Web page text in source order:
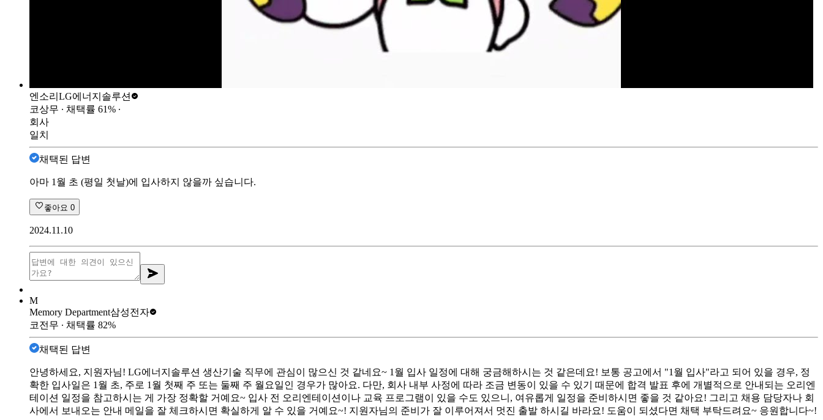
엔소리 LG에너지솔루션
코상무 ∙ 채택률 61% ∙
회사
일치
채택된 답변
아마 1월 초 (평일 첫날)에 입사하지 않을까 싶습니다.
좋아요 0
2024.11.10
M
Memory Department삼성전자
코전무 ∙ 채택률 82%
채택된 답변
안녕하세요, 지원자님! LG에너지솔루션 생산기술 직무에 관심이 많으신 것 같네요~ 1월 입사 일정에 대해 궁금해하시는 것 같은데요! 보통 공고에서 "1월 입사"라고 되어 있을 경우, 정
확한 입사일은 1월 초, 주로 1월 첫째 주 또는 둘째 주 월요일인 경우가 많아요. 다만, 회사 내부 사정에 따라 조금 변동이 있을 수 있기 때문에 합격 발표 후에 개별적으로 안내되는 오리엔
테이션 일정을 참고하시는 게 가장 정확할 거예요~ 입사 전 오리엔테이션이나 교육 프로그램이 있을 수도 있으니, 여유롭게 일정을 준비하시면 좋을 것 같아요! 그리고 채용 담당자나 회
사에서 보내오는 안내 메일을 잘 체크하시면 확실하게 알 수 있을 거예요~! 지원자님의 준비가 잘 이루어져서 멋진 출발 하시길 바라요! 도움이 되셨다면 채택 부탁드려요~ 응원합니다~!